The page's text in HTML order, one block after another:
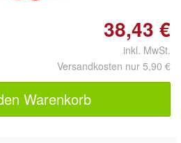
38,43 €
inkl. MwSt.
Versandkosten nur 5,90 €
Warenkorb